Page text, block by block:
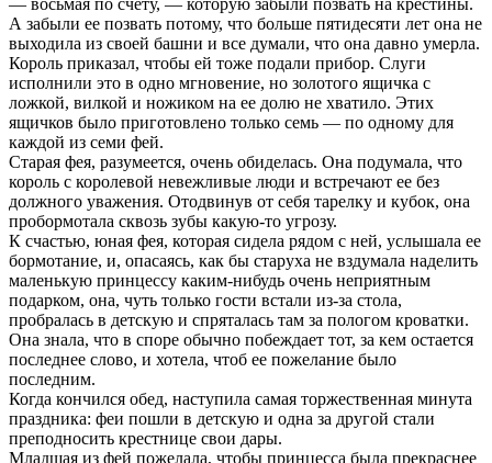
— восьмая по счету, — которую забыли позвать на крестины.
А забыли ее позвать потому, что больше пятидесяти лет она не
выходила из своей башни и все думали, что она давно умерла.
Король приказал, чтобы ей тоже подали прибор. Слуги
исполнили это в одно мгновение, но золотого ящичка с
ложкой, вилкой и ножиком на ее долю не хватило. Этих
ящичков было приготовлено только семь — по одному для
каждой из семи фей.
Старая фея, разумеется, очень обиделась. Она подумала, что
король с королевой невежливые люди и встречают ее без
должного уважения. Отодвинув от себя тарелку и кубок, она
пробормотала сквозь зубы какую-то угрозу.
К счастью, юная фея, которая сидела рядом с ней, услышала ее
бормотание, и, опасаясь, как бы старуха не вздумала наделить
маленькую принцессу каким-нибудь очень неприятным
подарком, она, чуть только гости встали из-за стола,
пробралась в детскую и спряталась там за пологом кроватки.
Она знала, что в споре обычно побеждает тот, за кем остается
последнее слово, и хотела, чтоб ее пожелание было
последним.
Когда кончился обед, наступила самая торжественная минута
праздника: феи пошли в детскую и одна за другой стали
преподносить крестнице свои дары.
Младшая из фей пожелала, чтобы принцесса была прекраснee